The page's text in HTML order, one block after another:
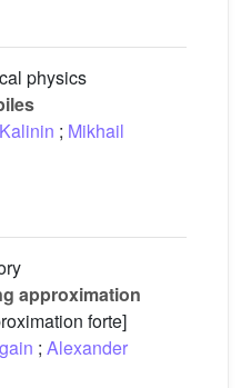
physics
; Mikhail
approximation
forte]
; Alexander